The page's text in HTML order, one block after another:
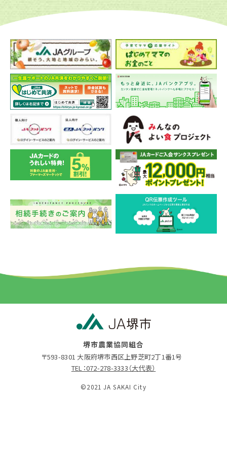
堺市農業協同組合
〒593-8301 大阪府堺市西区上野芝町2丁1番1号
TEL：072-278-3333（大代表）
©2021 JA SAKAI City